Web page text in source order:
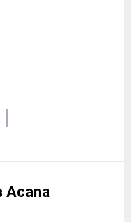
Acana